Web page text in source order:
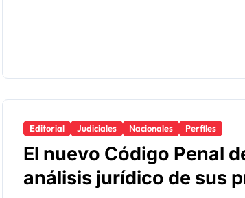
Editorial Judiciales Nacionales Perfiles
El nuevo Código Penal
análisis jurídico de sus